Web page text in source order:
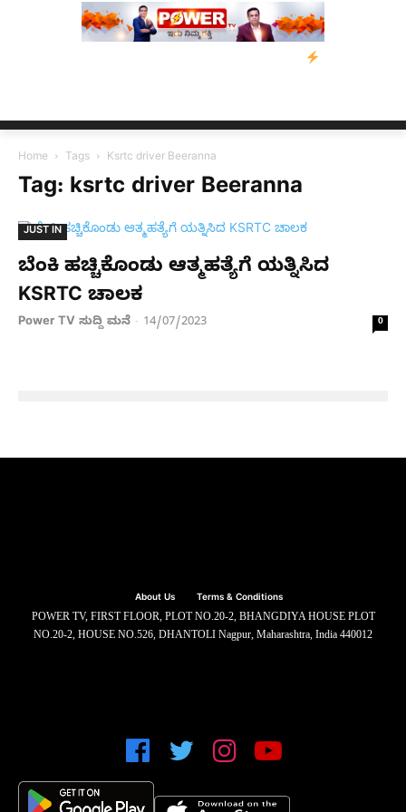
ನ್ಯೂಸ್ ಕಾರ್ಪ್‌ಗೆ
Home Tags Ksrtc driver Beeranna
Tag: ksrtc driver Beeranna
JUST IN
ಬೆಂಕಿ ಹಚ್ಚಿಕೊಂಡು ಆತ್ಮಹತ್ಯೆಗೆ ಯತ್ನಿಸಿದ
KSRTC ಚಾಲಕ
Power TV ಸುದ್ದಿ ಮನೆ - 14/07/2023 0
About Us Terms & Conditions
POWER TV, FIRST FLOOR, PLOT NO.20-2, BHANGDIYA HOUSE PLOT
NO.20-2, HOUSE NO.526, DHANTOLI Nagpur, Maharashtra, India 440012